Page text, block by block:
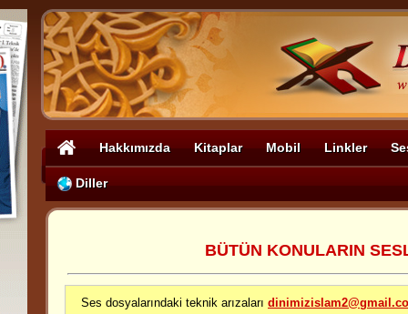
Hakkımızda Kitaplar Mobil Linkler
Diller
BÜTÜN KONULARIN
Ses dosyalarındaki teknik arızaları